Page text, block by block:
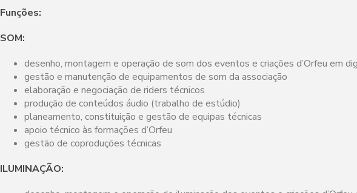
Funções:
SOM:
desenho, montagem e operação de som dos eventos e criações d’Orfeu em
gestão e manutenção de equipamentos de som da associação
elaboração e negociação de riders técnicos
produção de conteúdos áudio (trabalho de estúdio)
planeamento, constituição e gestão de equipas técnicas
apoio técnico às formações d’Orfeu
gestão de coproduções técnicas
ILUMINAÇÃO: